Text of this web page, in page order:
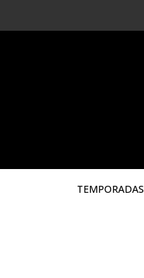
TEMPORADAS